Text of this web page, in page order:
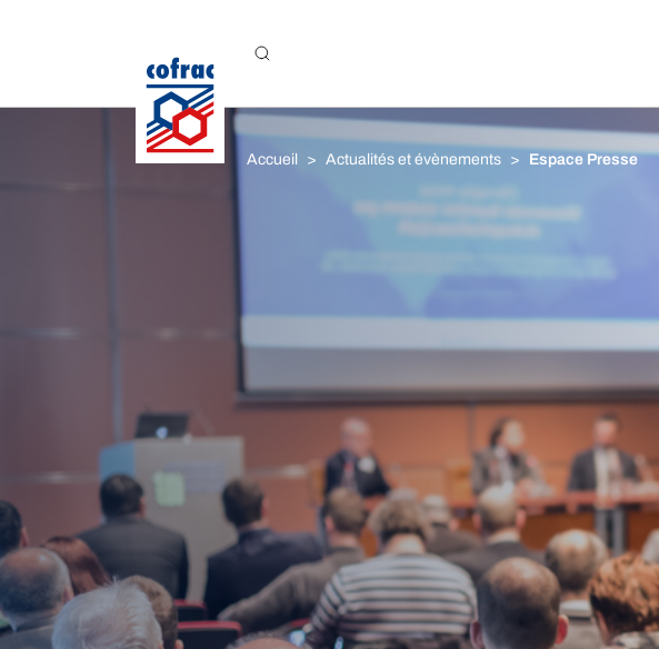
Accueil Actualités et évènements Espace Presse